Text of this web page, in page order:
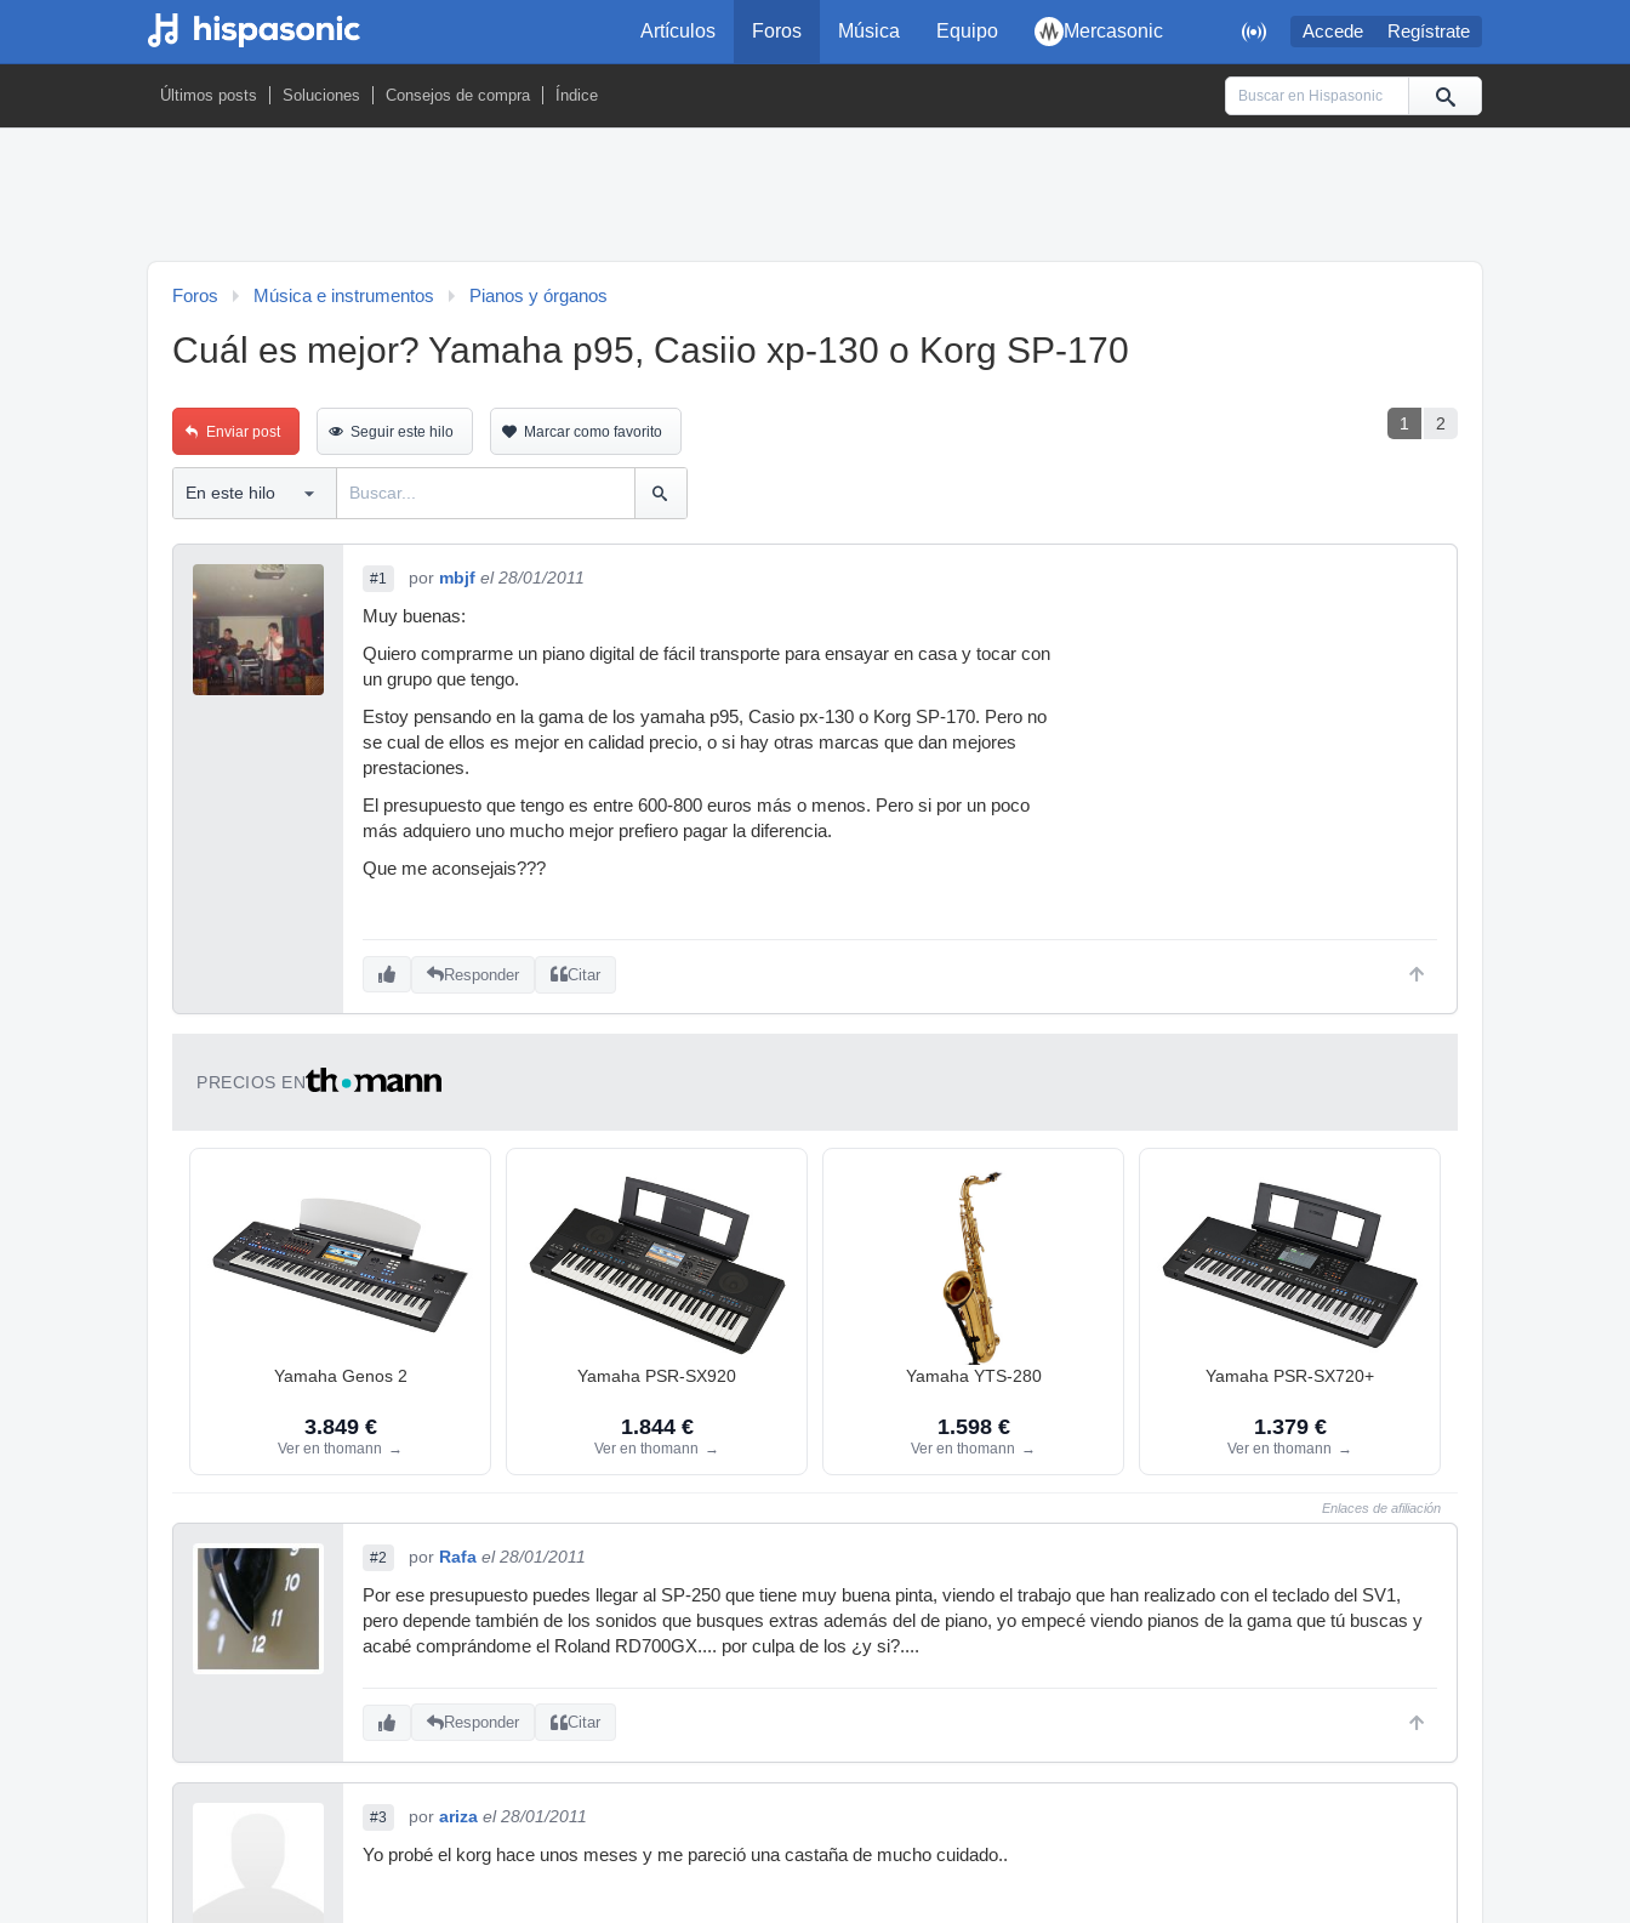
 Accede Regístrate
Artículos Foros Música Equipo Mercasonic
Últimos posts Soluciones Consejos de compra Índice
Foros Música e instrumentos Pianos y órganos
Cuál es mejor? Yamaha p95, Casiio xp-130 o Korg SP-170
1 2
Enviar post Seguir este hilo Marcar como favorito
#1 por mbjf el 28/01/2011
Muy buenas:
Quiero comprarme un piano digital de fácil transporte para ensayar en casa y tocar con
un grupo que tengo.
Estoy pensando en la gama de los yamaha p95, Casio px-130 o Korg SP-170. Pero no
se cual de ellos es mejor en calidad precio, o si hay otras marcas que dan mejores
prestaciones.
El presupuesto que tengo es entre 600-800 euros más o menos. Pero si por un poco
más adquiero uno mucho mejor prefiero pagar la diferencia.
Que me aconsejais???
Responder Citar
PRECIOS EN
Yamaha Genos 2
3.849 €
Ver en thomann →
Yamaha PSR-SX920
1.844 €
Ver en thomann →
Yamaha YTS-280
1.598 €
Ver en thomann →
Yamaha PSR-SX720+
1.379 €
Ver en thomann →
Enlaces de afiliación
#2 por Rafa el 28/01/2011
Por ese presupuesto puedes llegar al SP-250 que tiene muy buena pinta, viendo el trabajo que han realizado con el teclado del SV1,
pero depende también de los sonidos que busques extras además del de piano, yo empecé viendo pianos de la gama que tú buscas y
acabé comprándome el Roland RD700GX.... por culpa de los ¿y si?....
Responder Citar
#3 por ariza el 28/01/2011
Yo probé el korg hace unos meses y me pareció una castaña de mucho cuidado..